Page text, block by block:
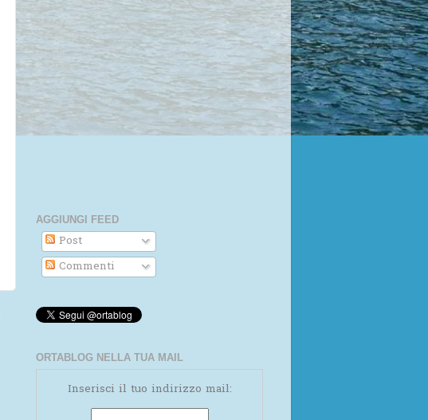
AGGIUNGI FEED
Post
Commenti
ORTABLOG NELLA TUA MAIL
Inserisci il tuo indirizzo mail: